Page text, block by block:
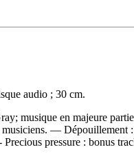
audio ; 30 cm.
musique en majeure
musiciens. — Dépouillement :
pressure : bonus